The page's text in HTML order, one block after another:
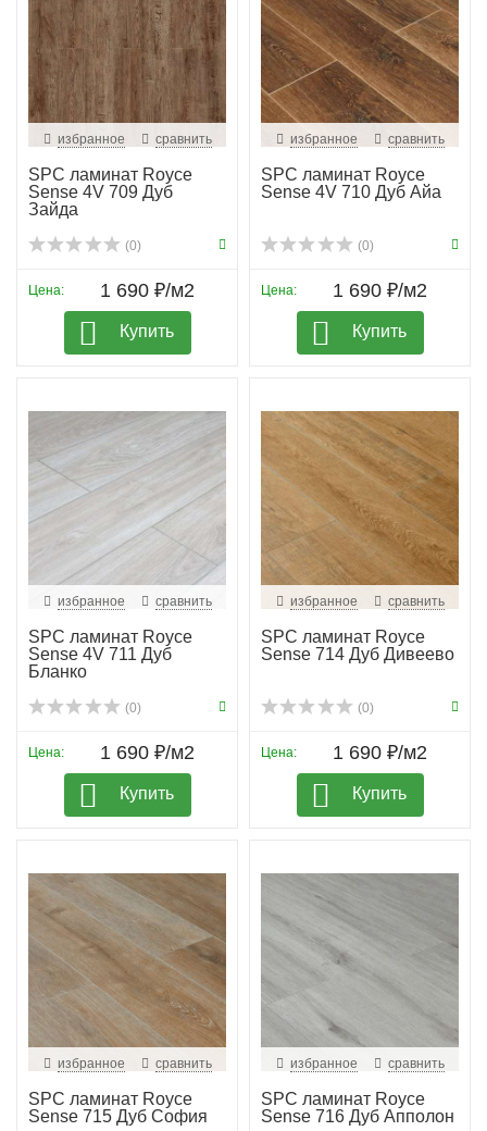
избранное сравнить
SPC ламинат Royce
Sense 4V 709 Дуб
Зайда
(0)
Цена: 1 690 ₽/м2
Купить
избранное сравнить
SPC ламинат Royce
Sense 4V 710 Дуб Айа
(0)
Цена: 1 690 ₽/м2
Купить
избранное сравнить
SPC ламинат Royce
Sense 4V 711 Дуб
Бланко
(0)
Цена: 1 690 ₽/м2
Купить
избранное сравнить
SPC ламинат Royce
Sense 714 Дуб Дивеево
(0)
Цена: 1 690 ₽/м2
Купить
избранное сравнить
SPC ламинат Royce
Sense 715 Дуб София
избранное сравнить
SPC ламинат Royce
Sense 716 Дуб Апполон